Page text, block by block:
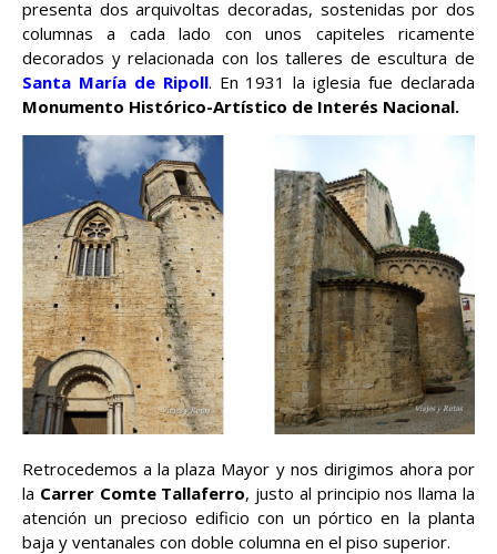
presenta dos arquivoltas decoradas, sostenidas por dos
columnas a cada lado con unos capiteles ricamente
decorados y relacionada con los talleres de escultura de
Santa María de Ripoll. En 1931 la iglesia fue declarada
Monumento Histórico-Artístico de Interés Nacional.
Retrocedemos a la plaza Mayor y nos dirigimos ahora por
la Carrer Comte Tallaferro, justo al principio nos llama la
atención un precioso edificio con un pórtico en la planta
baja y ventanales con doble columna en el piso superior.